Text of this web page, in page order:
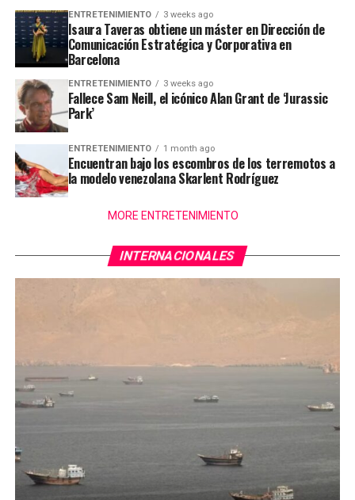
ENTRETENIMIENTO 3 weeks ago
Isaura Taveras obtiene un máster en Dirección de
Comunicación Estratégica y Corporativa en
Barcelona
ENTRETENIMIENTO 3 weeks ago
Fallece Sam Neill, el icónico Alan Grant de ‘Jurassic
Park’
ENTRETENIMIENTO 1 month ago
Encuentran bajo los escombros de los terremotos a
la modelo venezolana Skarlent Rodríguez
MORE ENTRETENIMIENTO
INTERNACIONALES